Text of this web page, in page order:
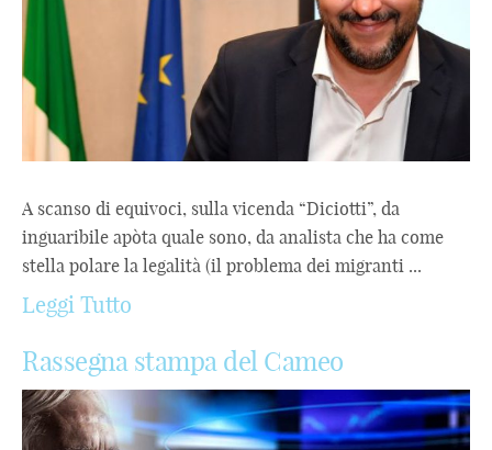
A scanso di equivoci, sulla vicenda “Diciotti”, da
inguaribile apòta quale sono, da analista che ha come
stella polare la legalità (il problema dei migranti ...
Leggi Tutto
Rassegna stampa del Cameo